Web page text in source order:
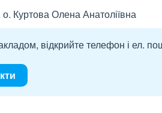
Куртова Олена Анатоліївна
відкрийте телефон і ел.